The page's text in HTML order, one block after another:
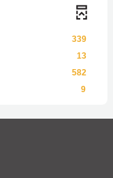
339
13
582
9